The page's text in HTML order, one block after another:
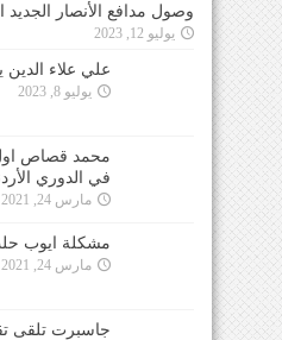
وصول مدافع الأنصار الجديد
يوليو 12, 2023
علي علاء الدين
يوليو 8, 2023
محمد قصاص
في الدوري
مارس 24, 2021
مشكلة ايوب
مارس 24, 2021
جاسبرت تلقى